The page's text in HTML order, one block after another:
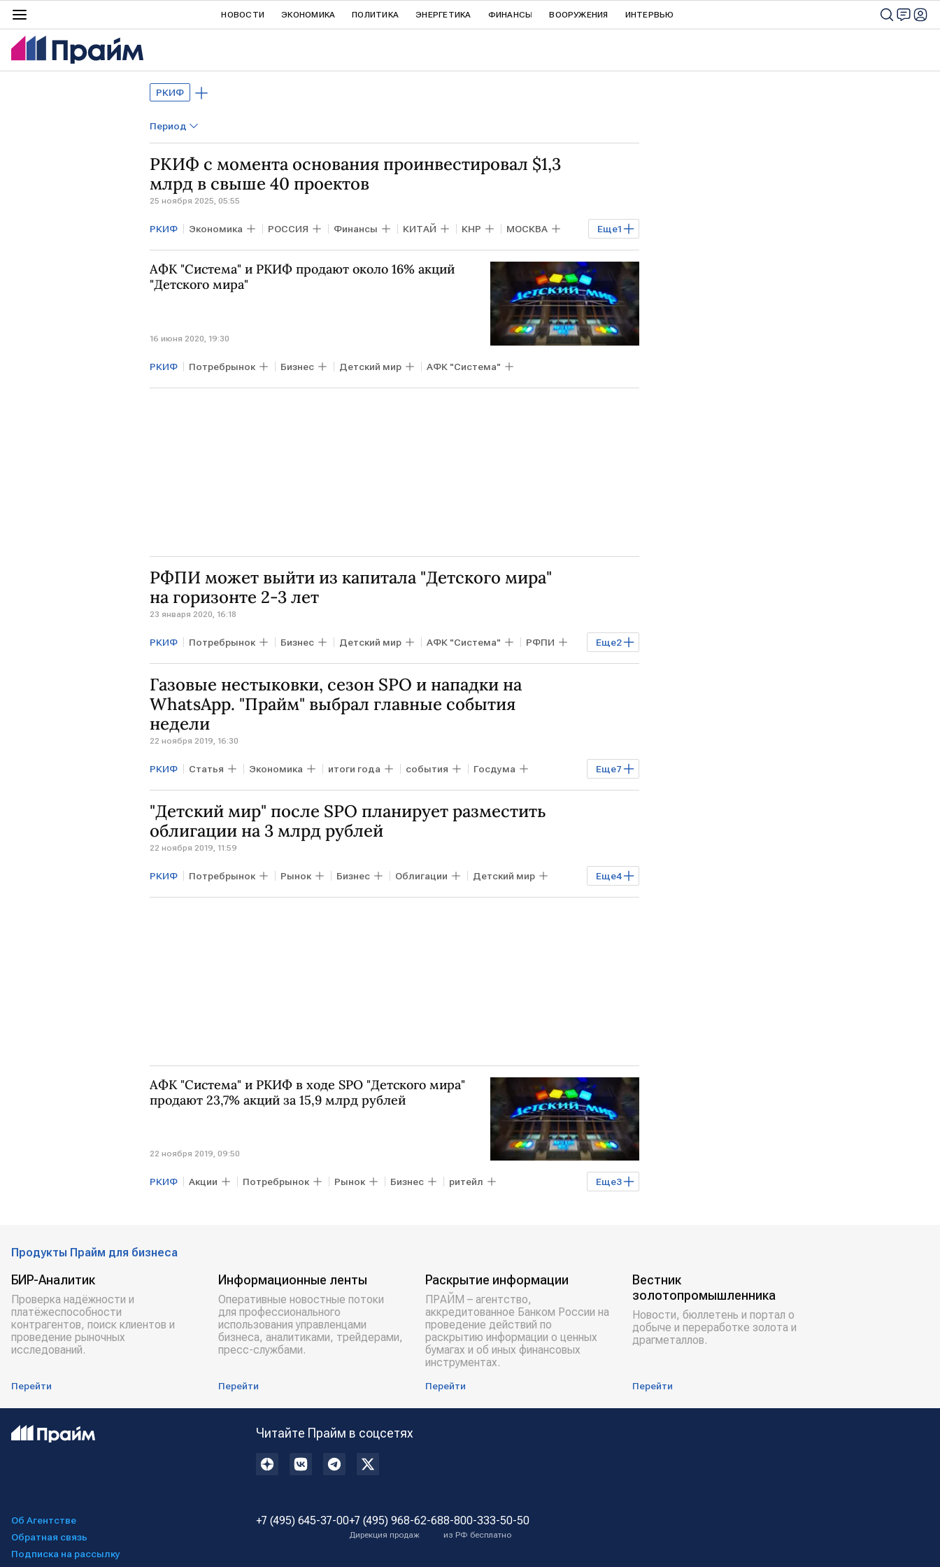
НОВОСТИ ЭКОНОМИКА ПОЛИТИКА ЭНЕРГЕТИКА ФИНАНСЫ ВООРУЖЕНИЯ ИНТЕРВЬЮ
РКИФ
Период
РКИФ с момента основания проинвестировал $1,3
млрд в свыше 40 проектов
25 ноября 2025, 05:55
Еще1
РКИФ Экономика РОССИЯ Финансы КИТАЙ КНР МОСКВА
Александр Новак
АФК "Система" и РКИФ продают около 16% акций
"Детского мира"
16 июня 2020, 19:30
РКИФ Потребрынок Бизнес Детский мир АФК "Система"
РФПИ может выйти из капитала "Детского мира"
на горизонте 2-3 лет
23 января 2020, 16:18
Еще2
РКИФ Потребрынок Бизнес Детский мир АФК "Система" РФПИ
Кирилл Дмитриев Всемирный экономический форум в Давосе
Газовые нестыковки, сезон SPO и нападки на
WhatsApp. "Прайм" выбрал главные события
недели
22 ноября 2019, 16:30
Еще7
РКИФ Статья Экономика итоги года события Госдума
Детский мир АФК "Система" Газпром Telegram WhatsApp
Россия зовет Павел Дуров
"Детский мир" после SPO планирует разместить
облигации на 3 млрд рублей
22 ноября 2019, 11:59
Еще4
РКИФ Потребрынок Рынок Бизнес Облигации Детский мир
ритейл АФК "Система" Совкомбанк ВТБ Капитал
АФК "Система" и РКИФ в ходе SPO "Детского мира"
продают 23,7% акций за 15,9 млрд рублей
22 ноября 2019, 09:50
Еще3
РКИФ Акции Потребрынок Рынок Бизнес ритейл
Продукты Прайм для бизнеса
БИР-Аналитик
Проверка надёжности и
платёжеспособности
контрагентов, поиск клиентов и
проведение рыночных
исследований.
Перейти
Информационные ленты
Оперативные новостные потоки
для профессионального
использования управленцами
бизнеса, аналитиками, трейдерами,
пресс-службами.
Перейти
Раскрытие информации
ПРАЙМ – агентство,
аккредитованное Банком России на
проведение действий по
раскрытию информации о ценных
бумагах и об иных финансовых
инструментах.
Перейти
Вестник
золотопромышленника
Новости, бюллетень и портал о
добыче и переработке золота и
драгметаллов.
Перейти
Читайте Прайм в соцсетях
Об Агентстве
Обратная связь
Подписка на рассылку
+7 (495) 645-37-00+7 (495) 968-62-68
Дирекция продаж
8-800-333-50-50
из РФ бесплатно